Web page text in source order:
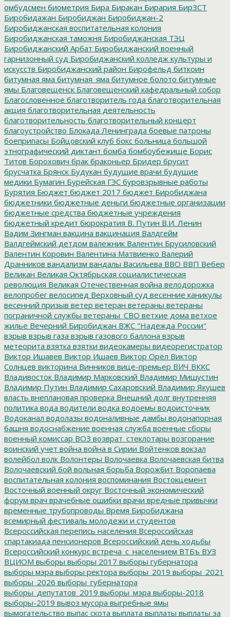
омбудсмен биометрия Бира Биракан Бирария БирЗСТ
Биробидажан Биробиджан Биробиджан-2
Биробиджанская воспитательная колония
Биробиджанская таможня Биробиджанская ТЭЦ
Биробиджанский Арбат Биробиджанский военный
гарнизонный суд Биробиджанский колледж культуры и
искусств Биробиджанский район Бирофельд биткоин
битумная яма битумная_яма битумное болото битумные
ямы Благовещенск Благовещенский кафедральный собор
Благословенное благотворитель года благотворительная
акция благотворительная деятельность
благотворительность благотворительный концерт
благоустройство Блокада Ленинграда боевые патроны
боеприпасы Бойцовский клуб бокс больница большой
этнографический диктант бомба бомбоубежище Борис
Титов Борохович брак браконьер Бридер брусит
брусчатка Брянск Будукан будущие врачи будущие
медики Бумагин Бурейская ГЭС буровзрывные работы
Бурятия Бюджет бюджет 2017 бюджет Биробиджана
бюджетники бюджетные деньги бюджетные организации
бюджетные средства бюджетные учреждения
бюджетный кредит бюрократия В. Путин В.И. Ленин
Вадим Зингман вакцина вакцинация Валдгейм
Валдгеймский детдом валежник Валентин Брусиловский
Валентин Коровин Валентина Матвиенко Валерий
Дранников вандализм вандалы Васильева ВВО ВВП Вебер
Великан Великая Октябрьская социалистическая
революция Великая Отечественная война велодорожка
велопробег велосипед Верховный суд весенние каникулы
весенний призыв ветер ветеран ветераны ветераны
пограничной службы ветераны_СВО ветхие дома ветхое
жилье Вечерний Биробиджан ВЖС "Надежда России"
взрыв взрыв газа взрыв газового баллона взрыв
метеорита взятка взятки видеокамеры видеорегистратор
Виктор Ишавев Виктор Ишаев Виктор Орёл Виктор
Солнцев викторина Винников вице-премьер ВИЧ ВККС
Владивосток Владимир Марковский Владимир Мишустин
Владимир Путин Владимир Сахаровский Владимир Якушев
власть внеплановая проверка Внешний долг внутренняя
политика вода водители водка водоемы водоисточник
Водоканал водолазы водоналивные дамбы водонапорная
башня водоснабжение военная служба военные сборы
военный комиссар ВОЗ возврат_стеклотары возгорание
воинский учет война война в Сирии Войтенков вокзал
волейбол волк Волонтеры Волочаевка Волочаевская битва
Волочаевский бой вольная борьба Ворожбит Воропаева
воспитательная колония воспоминания Востокцемент
Восточный военный округ Восточный экономический
форум врач врачебные ошибки врачи вредные привычки
временные трубопроводы Время Биробиджана
всемирный фестиваль молодежи и студентов
Всероссийская перепись населения Всероссийская
спартакиада пенсионеров Всероссийский день ходьбы
Всероссийский конкурс встреча_с_населением ВТБъ ВУЗ
ВЦИОМ выборы выборы 2017 выборы губернатора
выборы мэра выборы ректора выборы_2019 выборы_2021
выборы_2026 выборы_губернатора
выборы_депутатов_2019 выборы_мэра выборы-2018
выборы-2019 вывоз мусора выгребные ямы
вымогательство выпас скота выплата выплаты выплаты за